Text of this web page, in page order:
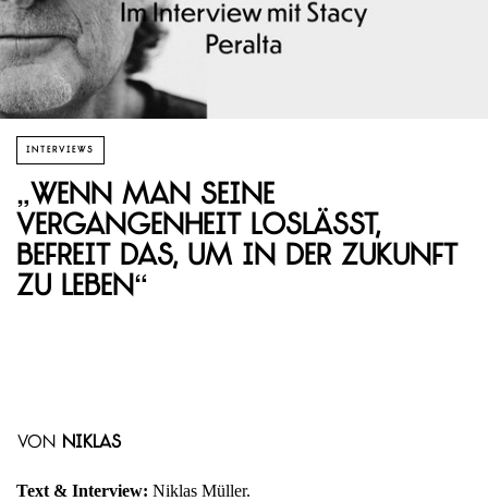
INTERVIEWS
„Wenn man seine
Vergangenheit loslässt,
befreit das, um in der Zukunft
zu leben“
von Niklas
Text & Interview: Niklas Müller.